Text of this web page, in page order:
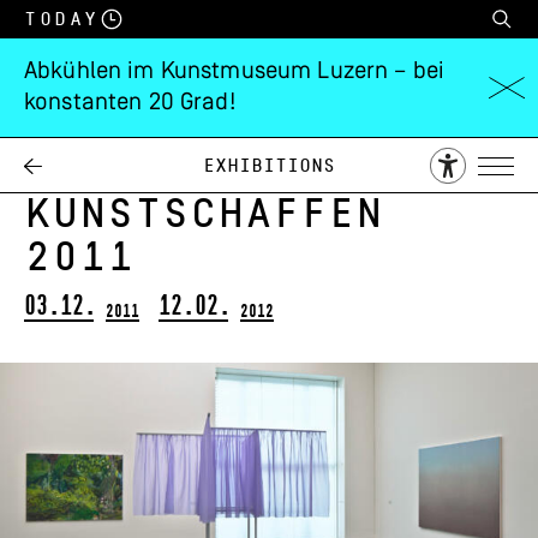
Today
Abkühlen im Kunstmuseum Luzern – bei
konstanten 20 Grad!
Exhibitions
Jahresausstellung
Zentralschweizer
Kunstschaffen
2011
03.12. 2011 12.02. 2012